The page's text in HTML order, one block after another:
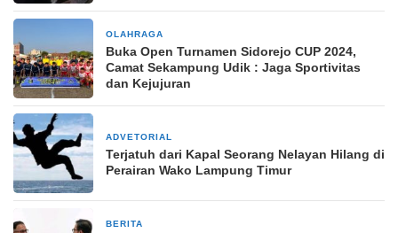
OLAHRAGA
Buka Open Turnamen Sidorejo CUP 2024,
Camat Sekampung Udik : Jaga Sportivitas
dan Kejujuran
ADVETORIAL
Terjatuh dari Kapal Seorang Nelayan Hilang di
Perairan Wako Lampung Timur
BERITA